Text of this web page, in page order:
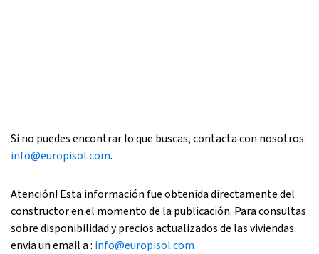
Si no puedes encontrar lo que buscas, contacta con nosotros.
info@europisol.com.
Atención! Esta información fue obtenida directamente del
constructor en el momento de la publicación. Para consultas
sobre disponibilidad y precios actualizados de las viviendas
envia un email a : info@europisol.com